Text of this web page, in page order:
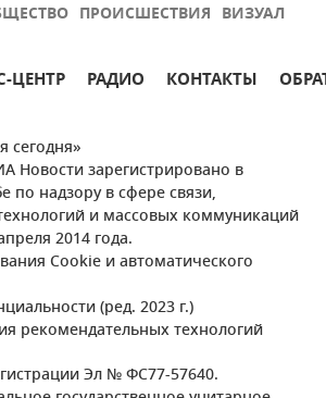
ПРОИСШЕСТВИЯ ВИЗУАЛ
ЦЕНТР РАДИО КОНТАКТЫ
сегодня»
Новости зарегистрировано в
по надзору в сфере связи,
и массовых коммуникаций
2014 года.
Cookie и автоматического
(ред. 2023 г.)
рекомендательных технологий
Эл № ФС77-57640.